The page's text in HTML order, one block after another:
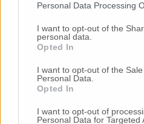
Personal Data Processing
I want to opt-out of the
personal data.
Opted In
I want to opt-out of the
Personal Data.
Opted In
I want to opt-out of
Personal Data for Targeted
Commenti
Nessun commento presente
Commenta
Commenta